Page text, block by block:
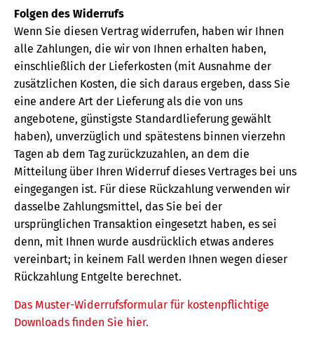
Folgen des Widerrufs
Wenn Sie diesen Vertrag widerrufen, haben wir Ihnen
alle Zahlungen, die wir von Ihnen erhalten haben,
einschließlich der Lieferkosten (mit Ausnahme der
zusätzlichen Kosten, die sich daraus ergeben, dass Sie
eine andere Art der Lieferung als die von uns
angebotene, günstigste Standardlieferung gewählt
haben), unverzüglich und spätestens binnen vierzehn
Tagen ab dem Tag zurückzuzahlen, an dem die
Mitteilung über Ihren Widerruf dieses Vertrages bei uns
eingegangen ist. Für diese Rückzahlung verwenden wir
dasselbe Zahlungsmittel, das Sie bei der
ursprünglichen Transaktion eingesetzt haben, es sei
denn, mit Ihnen wurde ausdrücklich etwas anderes
vereinbart; in keinem Fall werden Ihnen wegen dieser
Rückzahlung Entgelte berechnet.
Das Muster-Widerrufsformular für kostenpflichtige
Downloads finden Sie hier.